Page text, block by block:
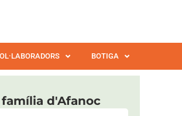
BOTIGA
d'Afanoc